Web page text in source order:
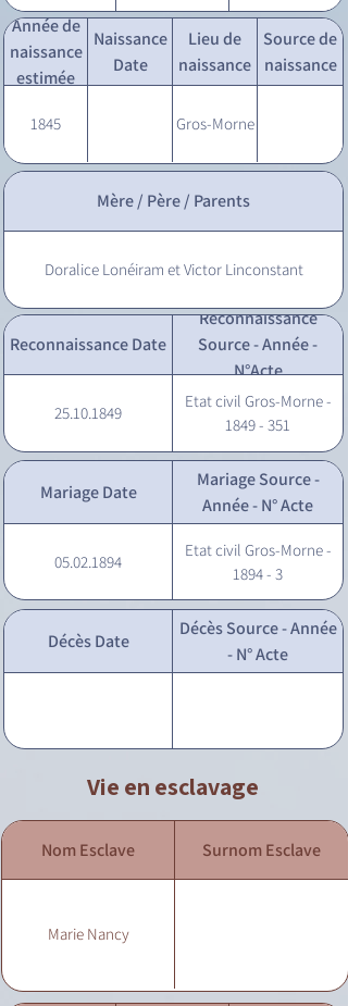
Année de
naissance
estimée
Naissance
Date
Lieu de
naissance
Source de
naissance
1845 Gros-Morne
Mère / Père / Parents
Doralice Lonéiram et Victor Linconstant
Reconnaissance Date
Reconnaissance
Source - Année -
N°Acte
25.10.1849
Etat civil Gros-Morne -
1849 - 351
Mariage Date
Mariage Source -
Année - N° Acte
05.02.1894
Etat civil Gros-Morne -
1894 - 3
Décès Date
Décès Source - Année
- N° Acte
Vie en esclavage
Nom Esclave Surnom Esclave
Marie Nancy